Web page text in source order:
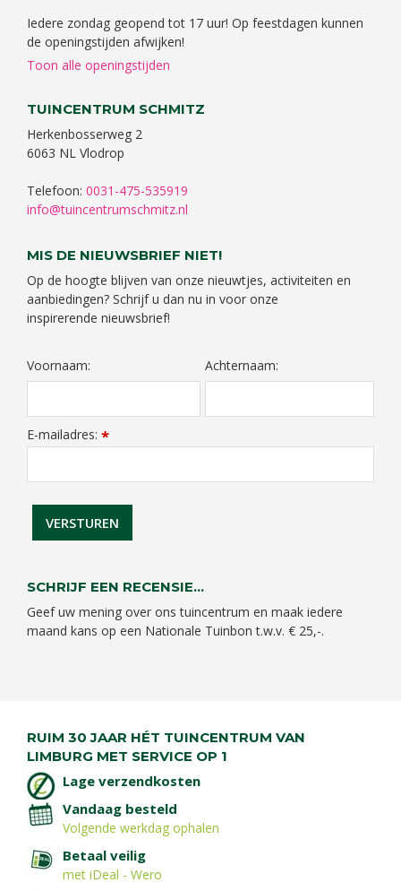
Iedere zondag geopend tot 17 uur! Op feestdagen kunnen
de openingstijden afwijken!
Toon alle openingstijden
TUINCENTRUM SCHMITZ
Herkenbosserweg 2
6063 NL Vlodrop
Telefoon: 0031-475-535919
info@tuincentrumschmitz.nl
MIS DE NIEUWSBRIEF NIET!
Op de hoogte blijven van onze nieuwtjes, activiteiten en
aanbiedingen? Schrijf u dan nu in voor onze
inspirerende nieuwsbrief!
Voornaam: Achternaam:
E-mailadres: *
SCHRIJF EEN RECENSIE...
Geef uw mening over ons tuincentrum en maak iedere
maand kans op een Nationale Tuinbon t.w.v. € 25,-.
RUIM 30 JAAR HÉT TUINCENTRUM VAN
LIMBURG MET SERVICE OP 1
Lage verzendkosten
Vandaag besteld
Volgende werkdag ophalen
Betaal veilig
met iDeal - Wero